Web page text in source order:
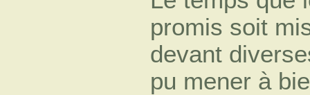
promis soit
devant
pu mener à